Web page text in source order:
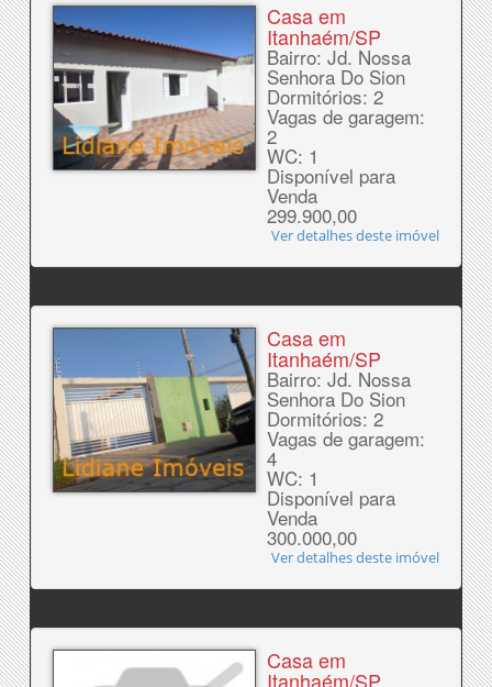
Casa em
Itanhaém/SP
Bairro: Jd. Nossa
Senhora Do Sion
Dormitórios: 2
Vagas de garagem:
2
WC: 1
Disponível para
Venda
299.900,00
Ver detalhes deste imóvel
Casa em
Itanhaém/SP
Bairro: Jd. Nossa
Senhora Do Sion
Dormitórios: 2
Vagas de garagem:
4
WC: 1
Disponível para
Venda
300.000,00
Ver detalhes deste imóvel
Casa em
Itanhaém/SP